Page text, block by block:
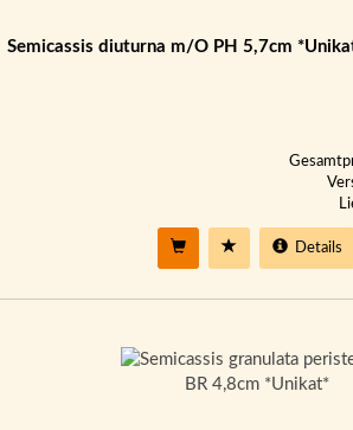
Semicassis diuturna m/O PH 5,7cm
Details